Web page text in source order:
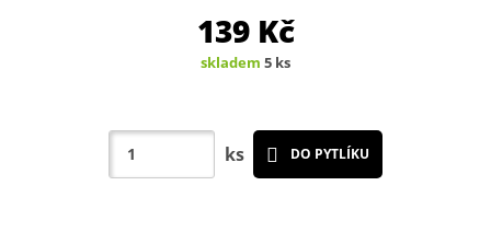
139 Kč
skladem 5 ks
ks DO PYTLÍKU